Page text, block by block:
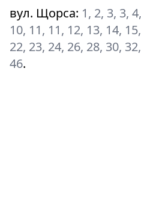
вул. Щорса: 1, 2, 3, 3,
10, 11, 11, 12, 13, 14,
22, 23, 24, 26, 28, 30,
46.